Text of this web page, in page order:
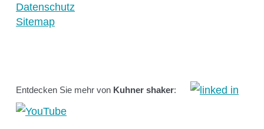
Datenschutz
Sitemap
Entdecken Sie mehr von Kuhner shaker: